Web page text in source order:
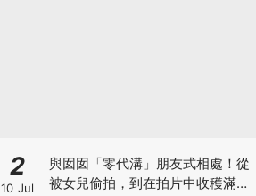
2
10 Jul
與囡囡「零代溝」朋友式相處！從
被女兒偷拍，到在拍片中收穫滿足